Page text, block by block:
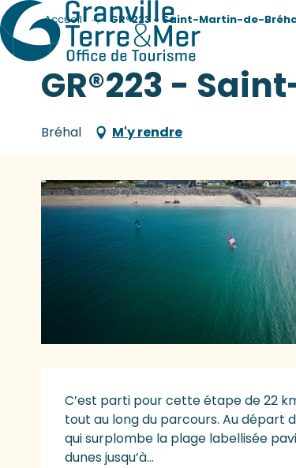
Accueil GR®223 - Saint-Martin-de-
GR®223 -
Bréhal M'y rendre
Description
C’est parti pour cette étape de 22
tout au long du parcours. Au départ
qui surplombe la plage labellisée
dunes jusqu’à...